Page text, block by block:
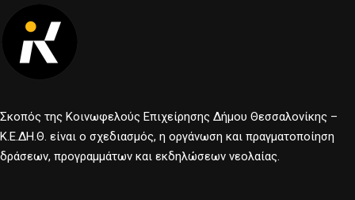
Σκοπός της Κοινωφελούς Επιχείρησης Δήμου Θεσσαλονίκης –
Κ.Ε.ΔΗ.Θ. είναι ο σχεδιασμός, η οργάνωση και πραγματοποίηση
δράσεων, προγραμμάτων και εκδηλώσεων νεολαίας.